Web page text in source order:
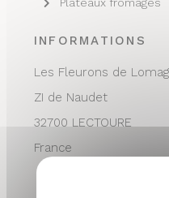
INFORMATIONS
Les Fleurons de
ZI de Naudet
32700 LECTOURE
France
Plateaux fromages